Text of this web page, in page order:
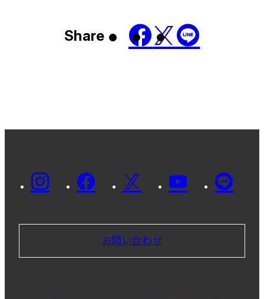
Share
お問い合わせ